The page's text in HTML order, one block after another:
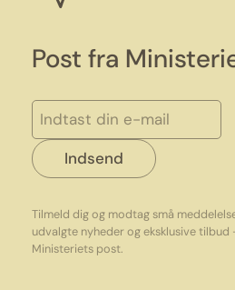
Post fra
Indsend
Tilmeld dig og modtag små
udvalgte nyheder og eksklusive
Ministeriets post.